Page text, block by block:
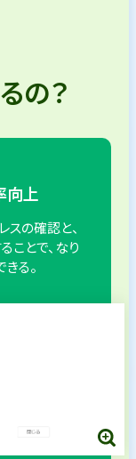
の？
向上
の確認と、
とで、なり
る。